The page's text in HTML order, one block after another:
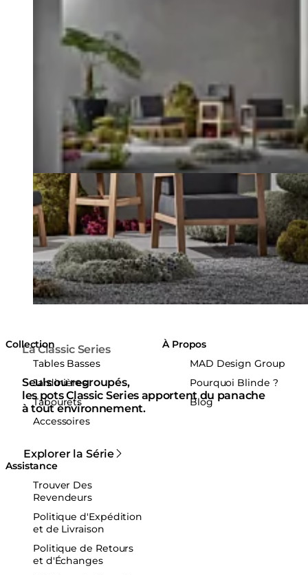
La Classic Series
Seuls ou regroupés,
les pots Classic Series apportent du panache
à tout environnement.
Explorer la Série
Collection
Tables Basses
Jardinières
Tabourets
Accessoires
À Propos
MAD Design Group
Pourquoi Blinde ?
Blog
Assistance
Trouver Des
Revendeurs
Politique d'Expédition
et de Livraison
Politique de Retours
et d'Échanges